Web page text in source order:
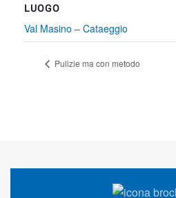
LUOGO
Val Masino – Cataeggio
Pulizie ma con metodo